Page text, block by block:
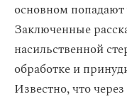
основном
Заключенные
насильственной
обработке и
Известно, что